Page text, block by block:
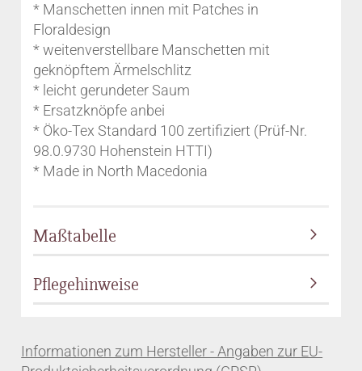
* Manschetten innen mit Patches in
Floraldesign
* weitenverstellbare Manschetten mit
geknöpftem Ärmelschlitz
* leicht gerundeter Saum
* Ersatzknöpfe anbei
* Öko-Tex Standard 100 zertifiziert (Prüf-Nr.
98.0.9730 Hohenstein HTTI)
* Made in North Macedonia
Maßtabelle
Pflegehinweise